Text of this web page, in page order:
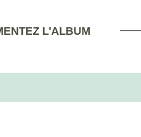
L'ALBUM